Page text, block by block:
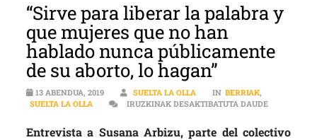
“Sirve para liberar la palabra y
que mujeres que no han
hablado nunca públicamente
de su aborto, lo hagan”
13 ABENDUA, 2019 SUELTA LA OLLA IN BERRIAK,
SUELTA LA OLLA
IRUZKINAK DESAKTIBATUTA DAUDE“SIRVE
Entrevista a Susana Arbizu, parte del colectivo